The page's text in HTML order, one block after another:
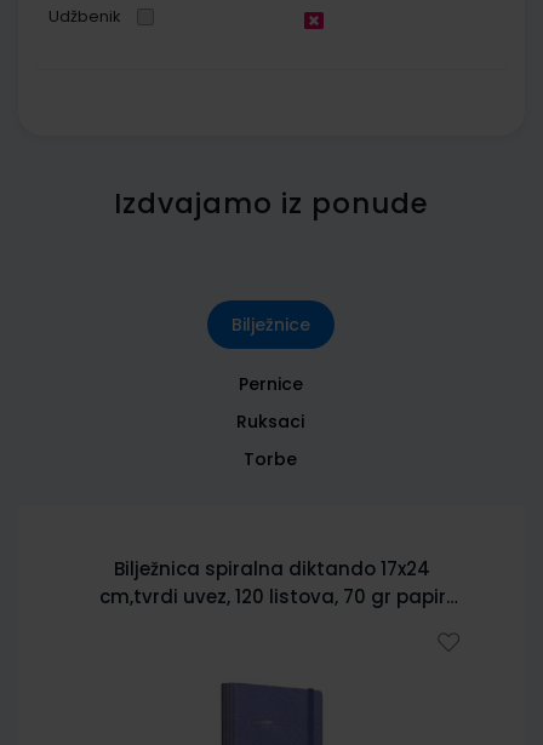
Udžbenik
Izdvajamo iz ponude
Bilježnice
Pernice
Ruksaci
Torbe
Bilježnica spiralna diktando 17x24
cm,tvrdi uvez, 120 listova, 70 gr papir